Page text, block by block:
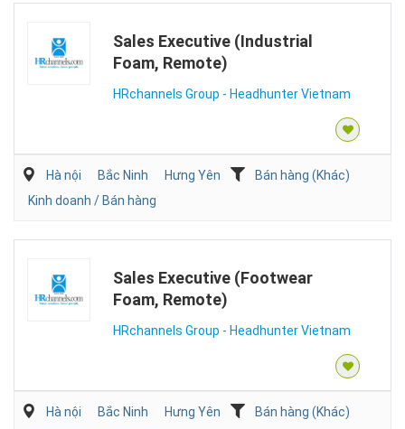
Sales Executive (Industrial
Foam, Remote)
HRchannels Group - Headhunter Vietnam
Hà nội Bắc Ninh Hưng Yên
Bán hàng (Khác)
Kinh doanh / Bán hàng
Sales Executive (Footwear
Foam, Remote)
HRchannels Group - Headhunter Vietnam
Hà nội Bắc Ninh Hưng Yên
Bán hàng (Khác)